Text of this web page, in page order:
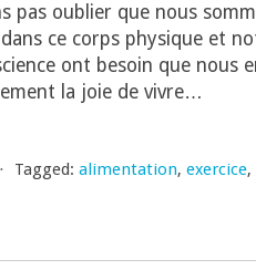
pas oublier que nous
ce corps physique et
ont besoin que nous
la joie de vivre…
⋅ Tagged: alimentation, exercice,